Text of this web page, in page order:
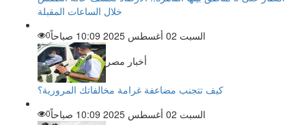
خلال الساعات المقبلة
السبت 02 أغسطس 2025 10:09 صباحاً
0
أخبار مصر
كيف تتجنب مضاعفة غرامة مخالفاتك المرورية؟
السبت 02 أغسطس 2025 10:09 صباحاً
0